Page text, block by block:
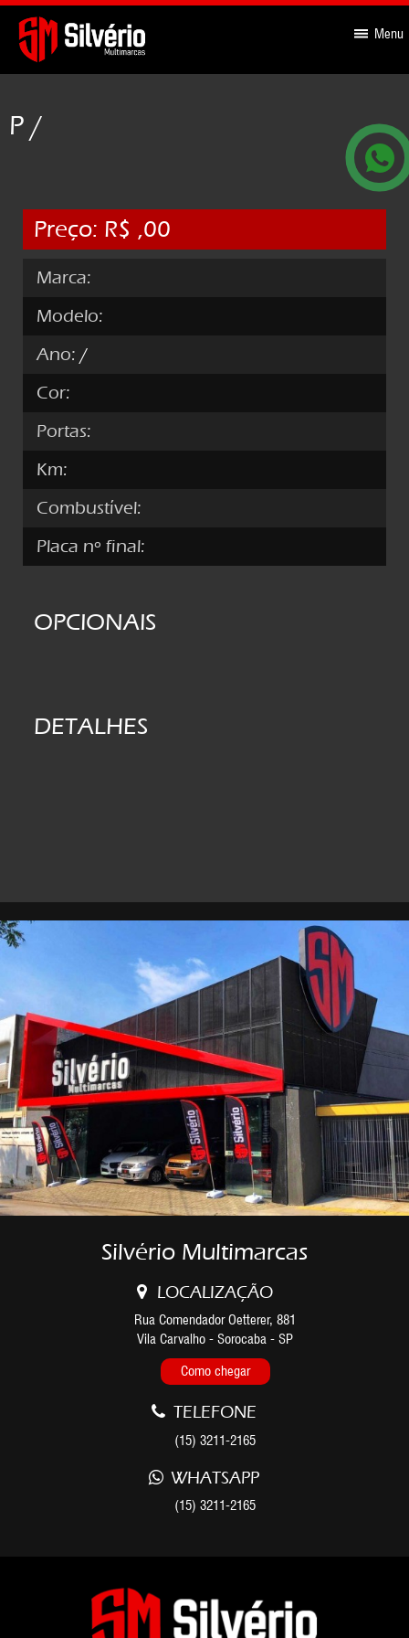
-->
Menu
P /
Preço: R$ ,00
Marca:
Modelo:
Ano: /
Cor:
Portas:
Km:
Combustível:
Placa nº final:
OPCIONAIS
DETALHES
Silvério Multimarcas
LOCALIZAÇÃO
Rua Comendador Oetterer, 881
Vila Carvalho - Sorocaba - SP
Como chegar
TELEFONE
(15) 3211-2165
WHATSAPP
(15) 3211-2165